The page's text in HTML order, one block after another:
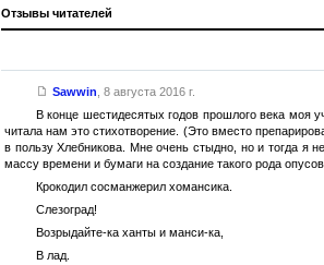
Отзывы читателей
Sawwin 8 августа 2016 г.
В конце шестидесятых годов прошлого века моя
читала нам это стихотворение. (Это вместо
в пользу Хлебникова. Мне очень стыдно, но и тогда я
массу времени и бумаги на создание такого рода
Крокодил сосманжерил хомансика.
Слезоград!
Возрыдайте-ка ханты и манси-ка,
В лад.